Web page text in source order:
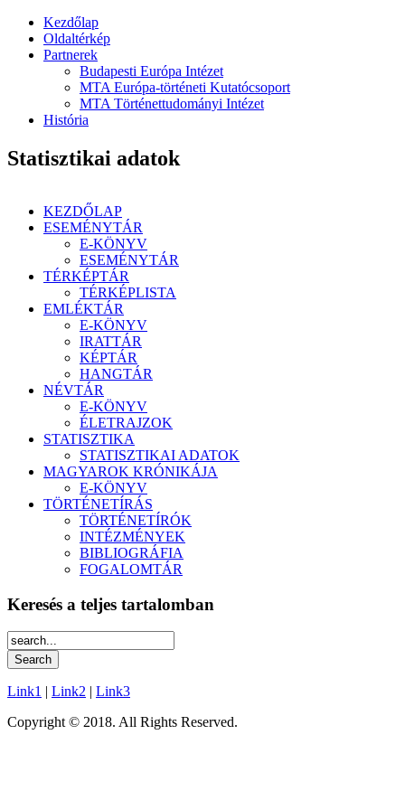
Kezdőlap
Oldaltérkép
Partnerek
Budapesti Európa Intézet
MTA Európa-történeti Kutatócsoport
MTA Történettudományi Intézet
História
Statisztikai adatok
KEZDŐLAP
ESEMÉNYTÁR
E-KÖNYV
ESEMÉNYTÁR
TÉRKÉPTÁR
TÉRKÉPLISTA
EMLÉKTÁR
E-KÖNYV
IRATTÁR
KÉPTÁR
HANGTÁR
NÉVTÁR
E-KÖNYV
ÉLETRAJZOK
STATISZTIKA
STATISZTIKAI ADATOK
MAGYAROK KRÓNIKÁJA
E-KÖNYV
TÖRTÉNETÍRÁS
TÖRTÉNETÍRÓK
INTÉZMÉNYEK
BIBLIOGRÁFIA
FOGALOMTÁR
Keresés a teljes tartalomban
Link1 | Link2 | Link3
Copyright © 2018. All Rights Reserved.